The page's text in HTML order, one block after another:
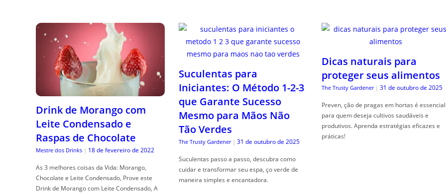
Drink de Morango com
Leite Condensado e
Raspas de Chocolate
Mestre dos Drinks | 18 de fevereiro de 2022
As 3 melhores coisas da Vida: Morango,
Chocolate e Leite Condensado, Prove este
Drink de Morango com Leite Condensado, A
Suculentas para
Iniciantes: O Método 1-2-3
que Garante Sucesso
Mesmo para Mãos Não
Tão Verdes
The Trusty Gardener | 31 de outubro de 2025
Suculentas passo a passo, descubra como
cuidar e transformar seu espa, ço verde de
maneira simples e encantadora.
Dicas naturais para
proteger seus alimentos
The Trusty Gardener | 31 de outubro de 2025
Preven, ção de pragas em hortas é essencial
para quem deseja cultivos saudáveis e
produtivos. Aprenda estratégias eficazes e
práticas!